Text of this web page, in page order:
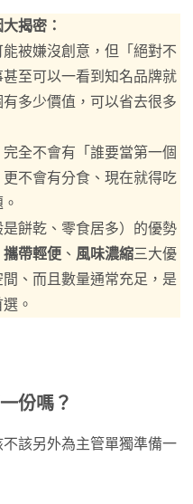
揭密：
能被嫌沒創意，但「絕對不
至可以一看到知名品牌就
多少價值，可以省去很多
全不會有「誰要當第一個
不會有分食、現在就得吃
餅乾、零食居多）的優勢
攜帶輕便 、 風味濃縮三大優
、而且數量通常充足，是
。
份嗎？
該另外為主管單獨準備一